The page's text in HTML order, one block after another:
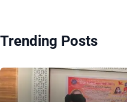
Trending Posts